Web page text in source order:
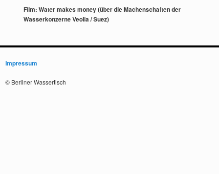
Film: Water makes money (über die Machenschaften der
Wasserkonzerne Veolia / Suez)
Impressum
© Berliner Wassertisch